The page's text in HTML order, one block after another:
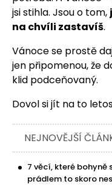
jsi stihla. Jsou o tom,
na chvíli zastavíš.
Vánoce se prostě
jen připomenou, že
klid podceňovaný.
Dovol si jít na to
NEJNOVĚJŠÍ
7 věcí, které bohyně
prádlem to skoro